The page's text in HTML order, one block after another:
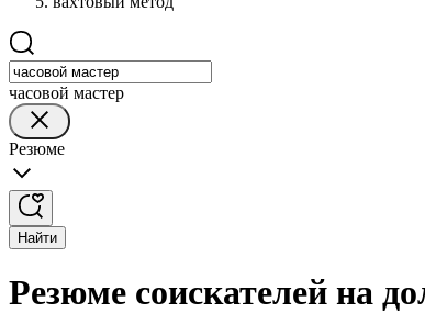
часовой мастер
Резюме
Найти
Резюме соискателей на